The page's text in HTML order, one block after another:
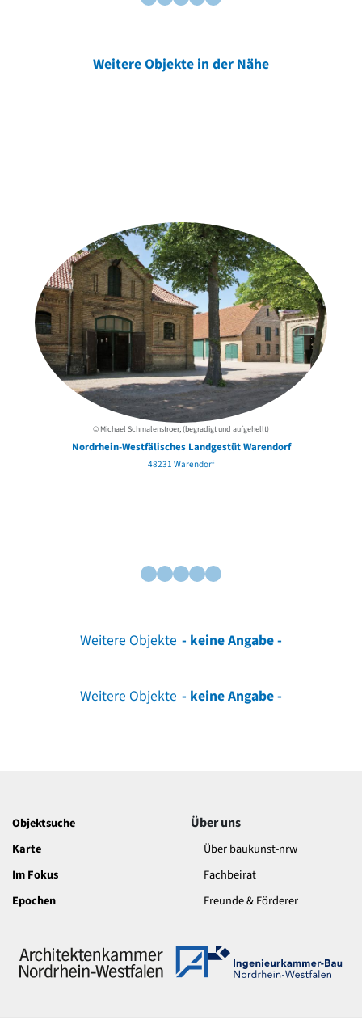
Weitere Objekte in der Nähe
© Michael Schmalenstroer; (begradigt und aufgehellt)
Nordrhein-Westfälisches Landgestüt Warendorf
48231 Warendorf
Weitere Objekte - keine Angabe -
Weitere Objekte - keine Angabe -
Objektsuche
Karte
Im Fokus
Epochen
Über uns
Über baukunst-nrw
Fachbeirat
Freunde & Förderer